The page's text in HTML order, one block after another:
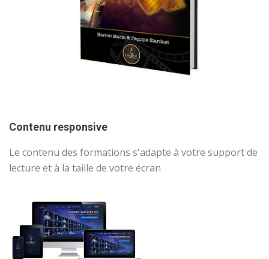
Contenu responsive
Le contenu des formations s'adapte à votre support de
lecture et à la taille de votre écran